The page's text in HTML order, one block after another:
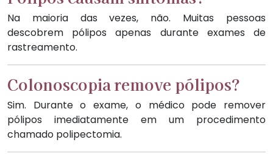
Na maioria das vezes, não. Muitas pessoas
descobrem pólipos apenas durante exames de
rastreamento.
Colonoscopia remove pólipos?
Sim. Durante o exame, o médico pode remover
pólipos imediatamente em um procedimento
chamado polipectomia.